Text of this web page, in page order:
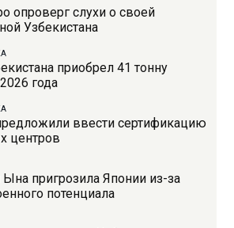
опроверг слухи о своей
Узбекистана
приобрел 41 тонну
года
ввести сертификацию
центров
пригрозила Японии из-за
потенциала